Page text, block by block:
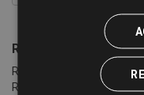
Registro Turístico de
Relación e información
Registro Turístico de la